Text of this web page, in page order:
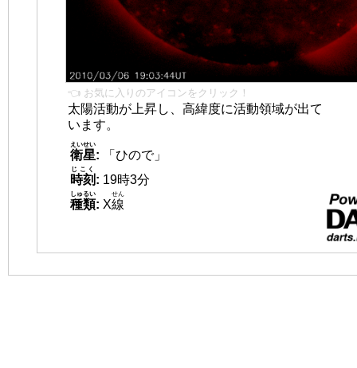
👈 お気に入りのアイコンをクリック！
太陽活動が上昇し、高緯度に活動領域が出て
います。
衛星
えいせい
:
「ひので」
時刻
じこく
: 19時3分
種類
しゅるい
: X線
せん